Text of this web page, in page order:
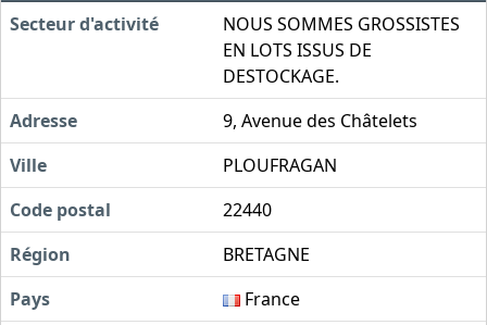
Secteur d'activité
NOUS SOMMES GROSSISTES
EN LOTS ISSUS DE
DESTOCKAGE.
Adresse
9, Avenue des Châtelets
Ville
PLOUFRAGAN
Code postal
22440
Région
BRETAGNE
Pays
France